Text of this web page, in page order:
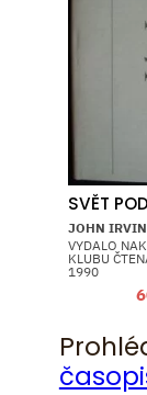
SVĚT
JOHN
VYDALO
KLUBU
1990